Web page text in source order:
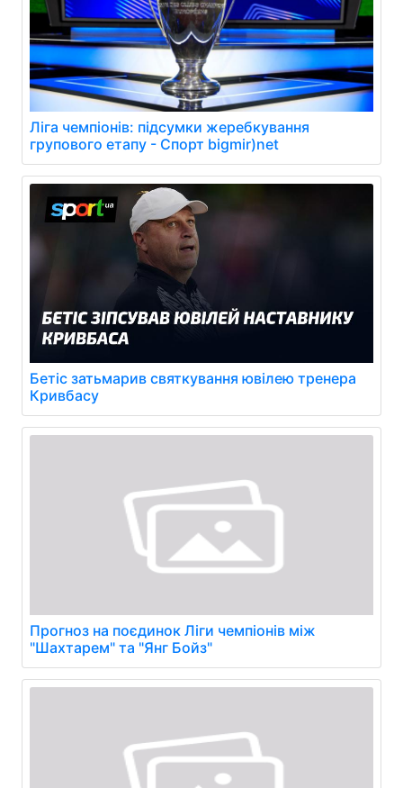
Ліга чемпіонів: підсумки жеребкування
групового етапу - Спорт bigmir)net
Бетіс затьмарив святкування ювілею тренера
Кривбасу
Прогноз на поєдинок Ліги чемпіонів між
"Шахтарем" та "Янг Бойз"